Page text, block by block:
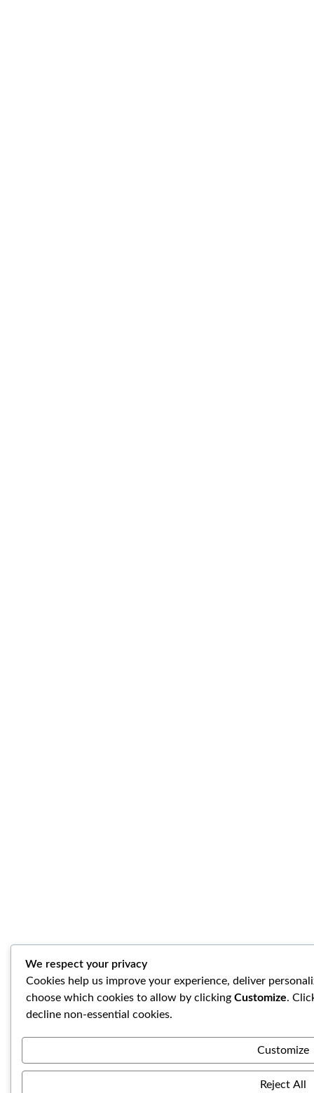
We respect your privacy
Cookies help us improve your experience, deliver
choose which cookies to allow by clicking Customize.
decline non-essential cookies.
Customize
Reject All